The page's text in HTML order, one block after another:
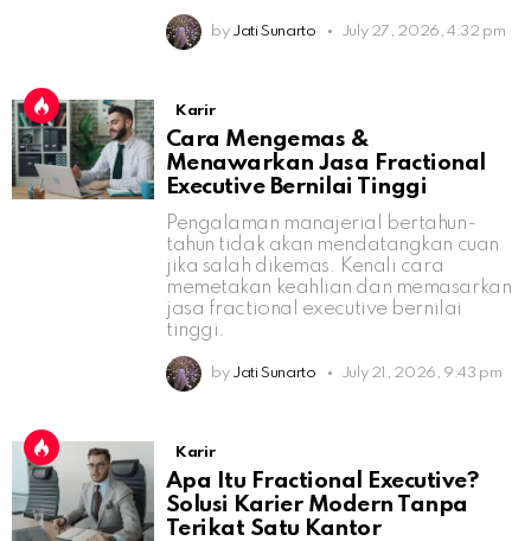
by Jati Sunarto July 27, 2026, 4:32 pm
Karir
Cara Mengemas &
Menawarkan Jasa Fractional
Executive Bernilai Tinggi
Pengalaman manajerial bertahun-
tahun tidak akan mendatangkan cuan
jika salah dikemas. Kenali cara
memetakan keahlian dan memasarkan
jasa fractional executive bernilai
tinggi.
by Jati Sunarto July 21, 2026, 9:43 pm
Karir
Apa Itu Fractional Executive?
Solusi Karier Modern Tanpa
Terikat Satu Kantor